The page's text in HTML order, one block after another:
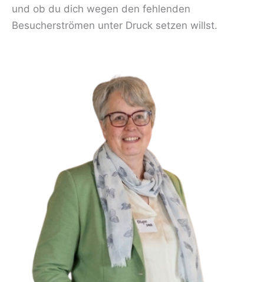
und ob du dich wegen den fehlenden
Besucherströmen unter Druck setzen willst.